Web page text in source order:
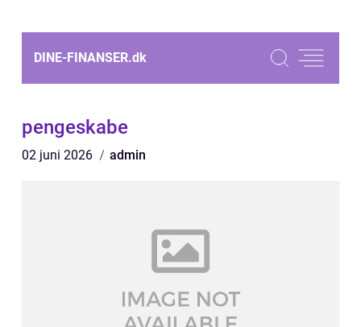
DINE-FINANSER.dk
pengeskabe
02 juni 2026 admin